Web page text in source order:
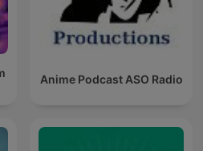
Anime Podcast ASO Radio